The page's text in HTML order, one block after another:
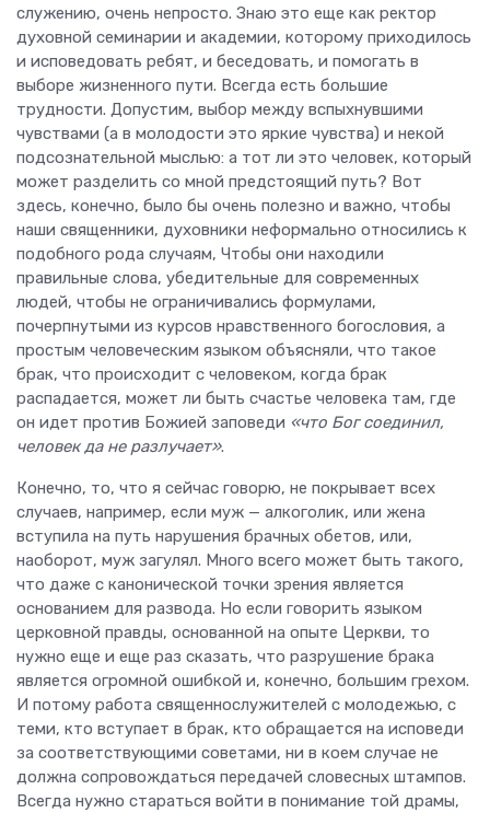
служению, очень непросто. Знаю это еще как ректор
духовной семинарии и академии, которому приходилось
и исповедовать ребят, и беседовать, и помогать в
выборе жизненного пути. Всегда есть большие
трудности. Допустим, выбор между вспыхнувшими
чувствами (а в молодости это яркие чувства) и некой
подсознательной мыслью: а тот ли это человек, который
может разделить со мной предстоящий путь? Вот
здесь, конечно, было бы очень полезно и важно, чтобы
наши священники, духовники неформально относились к
подобного рода случаям, Чтобы они находили
правильные слова, убедительные для современных
людей, чтобы не ограничивались формулами,
почерпнутыми из курсов нравственного богословия, а
простым человеческим языком объясняли, что такое
брак, что происходит с человеком, когда брак
распадается, может ли быть счастье человека там, где
он идет против Божией заповеди «что Бог соединил,
человек да не разлучает».
Конечно, то, что я сейчас говорю, не покрывает всех
случаев, например, если муж — алкоголик, или жена
вступила на путь нарушения брачных обетов, или,
наоборот, муж загулял. Много всего может быть такого,
что даже с канонической точки зрения является
основанием для развода. Но если говорить языком
церковной правды, основанной на опыте Церкви, то
нужно еще и еще раз сказать, что разрушение брака
является огромной ошибкой и, конечно, большим грехом.
И потому работа священнослужителей с молодежью, с
теми, кто вступает в брак, кто обращается на исповеди
за соответствующими советами, ни в коем случае не
должна сопровождаться передачей словесных штампов.
Всегда нужно стараться войти в понимание той драмы,